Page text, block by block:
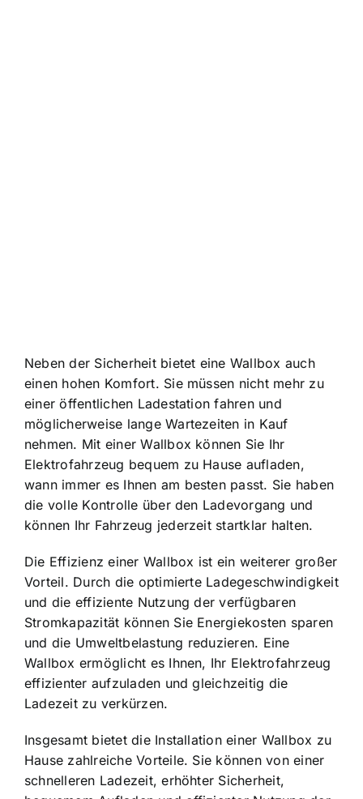
Neben der Sicherheit bietet eine Wallbox auch
einen hohen Komfort. Sie müssen nicht mehr zu
einer öffentlichen Ladestation fahren und
möglicherweise lange Wartezeiten in Kauf
nehmen. Mit einer Wallbox können Sie Ihr
Elektrofahrzeug bequem zu Hause aufladen,
wann immer es Ihnen am besten passt. Sie haben
die volle Kontrolle über den Ladevorgang und
können Ihr Fahrzeug jederzeit startklar halten.
Die Effizienz einer Wallbox ist ein weiterer großer
Vorteil. Durch die optimierte Ladegeschwindigkeit
und die effiziente Nutzung der verfügbaren
Stromkapazität können Sie Energiekosten sparen
und die Umweltbelastung reduzieren. Eine
Wallbox ermöglicht es Ihnen, Ihr Elektrofahrzeug
effizienter aufzuladen und gleichzeitig die
Ladezeit zu verkürzen.
Insgesamt bietet die Installation einer Wallbox zu
Hause zahlreiche Vorteile. Sie können von einer
schnelleren Ladezeit, erhöhter Sicherheit,